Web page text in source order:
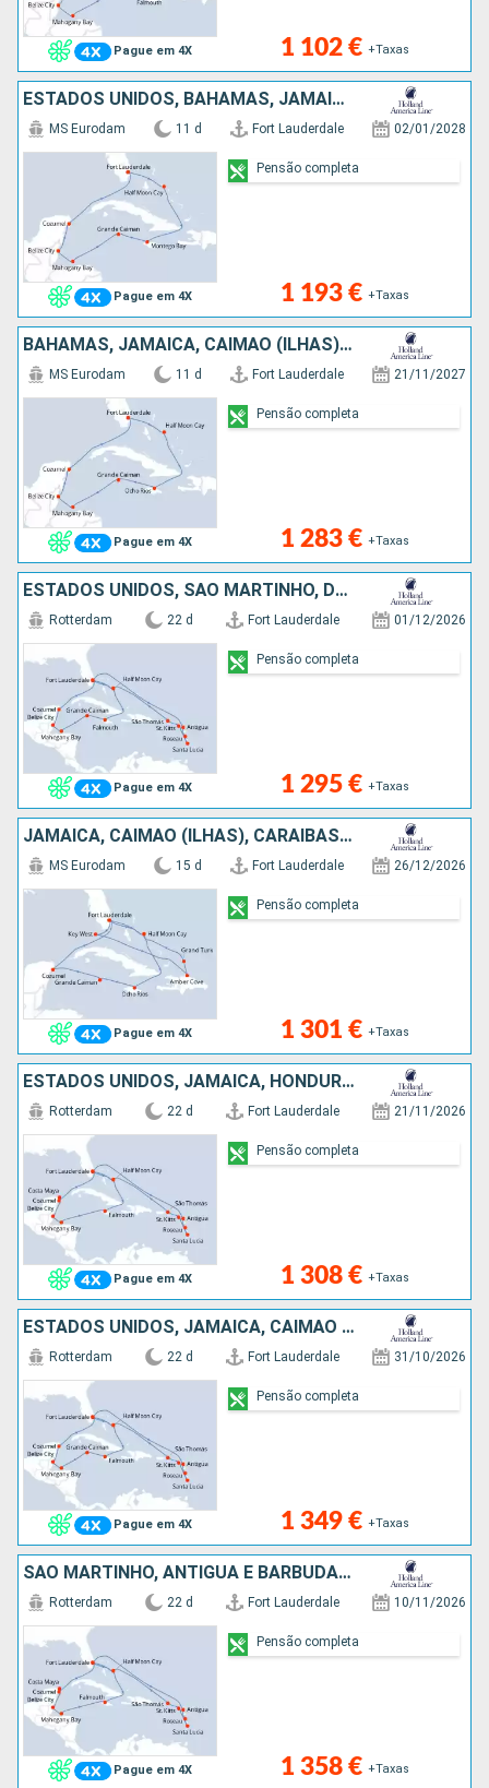
Pague em 4X 1 102 € +Taxas
ESTADOS UNIDOS, BAHAMAS, JAMAICA, CAIMÃO (ILHAS), HONDURAS, BELIZE, CARAIBAS - MEXICO
Pague em 4X
MS Eurodam 11 d Fort Lauderdale 02/01/2028
1 193 € +Taxas
Pensão completa
BAHAMAS, JAMAICA, CAIMÃO (ILHAS), HONDURAS, BELIZE, CARAIBAS - MEXICO, ESTADOS UNIDOS
Pague em 4X
MS Eurodam 11 d Fort Lauderdale 21/11/2027
1 283 € +Taxas
Pensão completa
ESTADOS UNIDOS, SÃO MARTINHO, DOMINICA, SANTA LÚCIA, ANTÍGUA E BARBUDA, SÃO TOMÁS, BAHAMAS, JAMAICA, CAIMÃO (ILHAS), HONDURAS, BELIZE, CARAIBAS - MEXICO
Pague em 4X
Rotterdam 22 d Fort Lauderdale 01/12/2026
1 295 € +Taxas
Pensão completa
JAMAICA, CAIMÃO (ILHAS), CARAIBAS - MEXICO, REPÚBLICA DOMINICANA, ILHAS TURCAS E CAICOS, BAHAMAS, ESTADOS UNIDOS
Pague em 4X
MS Eurodam 15 d Fort Lauderdale 26/12/2026
1 301 € +Taxas
Pensão completa
ESTADOS UNIDOS, JAMAICA, HONDURAS, BELIZE, CARAIBAS - MEXICO, SÃO MARTINHO, ANTÍGUA E BARBUDA, DOMINICA, SANTA LÚCIA, SÃO TOMÁS, BAHAMAS
Pague em 4X
Rotterdam 22 d Fort Lauderdale 21/11/2026
1 308 € +Taxas
Pensão completa
ESTADOS UNIDOS, JAMAICA, CAIMÃO (ILHAS), HONDURAS, BELIZE, CARAIBAS - MEXICO, SÃO MARTINHO, ANTÍGUA E BARBUDA, DOMINICA, SANTA LÚCIA, SÃO TOMÁS, BAHAMAS
Pague em 4X
Rotterdam 22 d Fort Lauderdale 31/10/2026
1 349 € +Taxas
Pensão completa
SÃO MARTINHO, ANTÍGUA E BARBUDA, DOMINICA, SANTA LÚCIA, SÃO TOMÁS, ESTADOS UNIDOS, BAHAMAS, JAMAICA, HONDURAS, BELIZE, CARAIBAS - MEXICO
Pague em 4X
Rotterdam 22 d Fort Lauderdale 10/11/2026
1 358 € +Taxas
Pensão completa